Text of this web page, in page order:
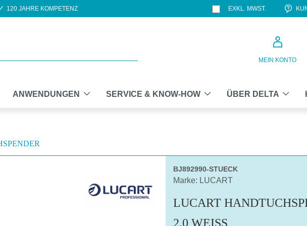
120 JAHRE KOMPETENZ EXKL. MWST.
MEIN KONTO
ANWENDUNGEN SERVICE & KNOW-HOW ÜBER DELTA
BJ892990-STUECK
Marke: LUCART
LUCART
2.0 WEISS